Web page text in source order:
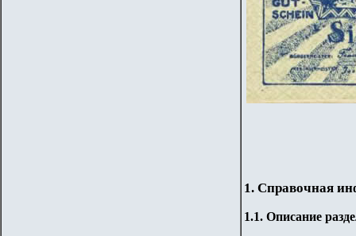
1. Справочная
1.1. Описание